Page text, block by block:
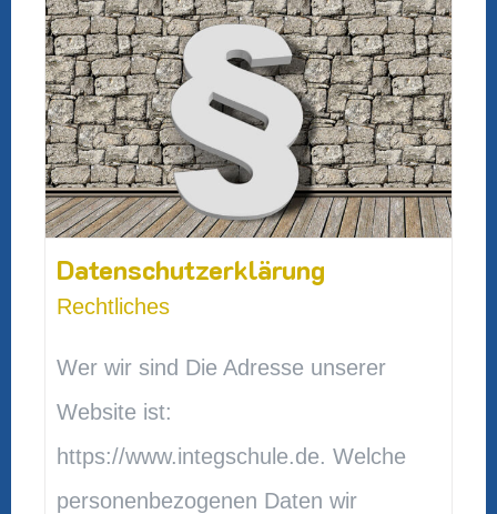
Datenschutzerklärung
Rechtliches
Wer wir sind Die Adresse unserer
Website ist:
https://www.integschule.de. Welche
personenbezogenen Daten wir